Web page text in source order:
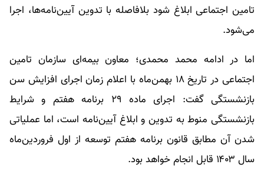
تامین اجتماعی ابلاغ شود بلافاصله با تدوین آیین‌نامه‌ها، اجرا
می‌شود.
اما در ادامه محمد محمدی؛ معاون بیمه‌ای سازمان تامین
اجتماعی در تاریخ ۱۸ بهمن‌ماه با اعلام زمان اجرای افزایش سن
بازنشستگی گفت: اجرای ماده ۲۹ برنامه هفتم و شرایط
بازنشستگی منوط به تدوین و ابلاغ آیین‌نامه است، اما عملیاتی
شدن آن مطابق قانون برنامه هفتم توسعه از اول فروردین‌ماه
سال ۱۴۰۳ قابل انجام خواهد بود.